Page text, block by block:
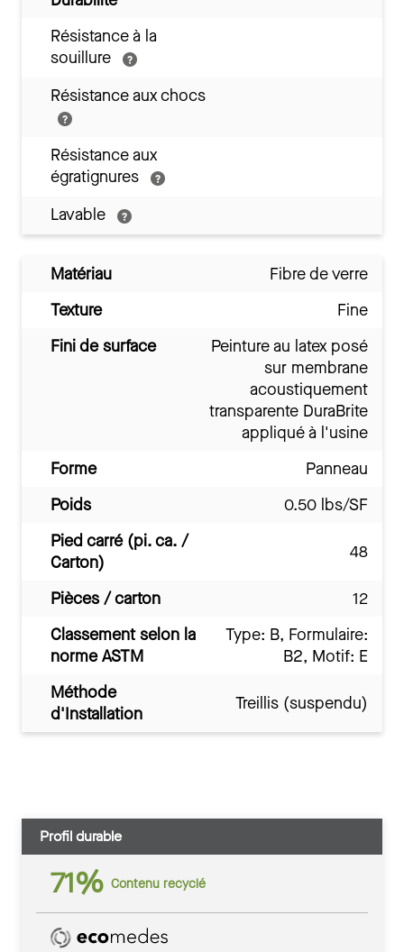
Résistance à la
souillure
Résistance aux chocs
Résistance aux
égratignures
Lavable
Matériau
Fibre de verre
Texture
Fine
Fini de surface
Peinture au latex posé
sur membrane
acoustiquement
transparente DuraBrite
appliqué à l'usine
Forme
Panneau
Poids
0.50 lbs/SF
Pied carré (pi. ca. /
Carton)
48
Pièces / carton
12
Classement selon la
norme ASTM
Type: B, Formulaire:
B2, Motif: E
Méthode
d'Installation
Treillis (suspendu)
Profil durable
71% Contenu recyclé